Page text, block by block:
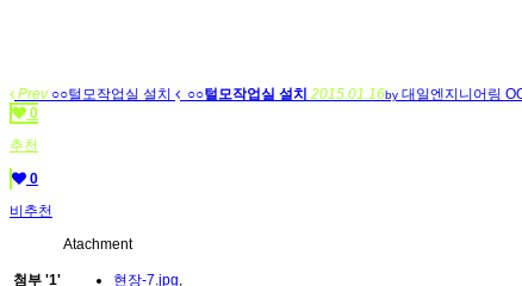
Prev○○털모작업실 설치 ○○털모작업실 설치 2015.01.16by 대일엔지니어링
0
추천
0
비추천
Atachment
첨부 '1' 현장-7.jpg,